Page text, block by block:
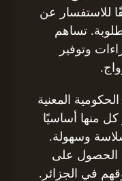
للاستفسار عن
تساهم
وتوفير
المعنية
كل منها أساسيًا
وسهولة.
الحصول على
في الجزائر.